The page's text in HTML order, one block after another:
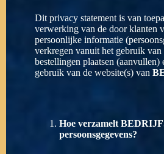
Dit privacy statement is van
verwerking van de door klanten
persoonlijke informatie
verkregen vanuit het gebruik van
bestellingen plaatsen (aanvullen)
gebruik van de website(s) van
Hoe verzamelt
persoonsgegevens?